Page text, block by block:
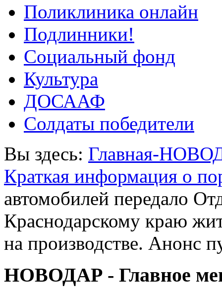
Поликлиника онлайн
Подлинники!
Социальный фонд
Культура
ДОСААФ
Солдаты победители
Вы здесь: Главная-
Краткая информация о
автомобилей передало
Краснодарскому краю
на производстве. Анонс
НОВОДАР - Главное